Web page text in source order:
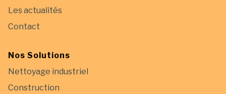
Les actualités
Contact
Nos Solutions
Nettoyage industriel
Construction